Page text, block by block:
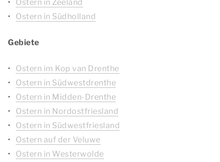
Ostern in Zeeland
Ostern in Südholland
Gebiete
Ostern im Kop van Drenthe
Ostern in Südwestdrenthe
Ostern in Midden-Drenthe
Ostern in Nordostfriesland
Ostern in Südwestfriesland
Ostern auf der Veluwe
Ostern in Westerwolde